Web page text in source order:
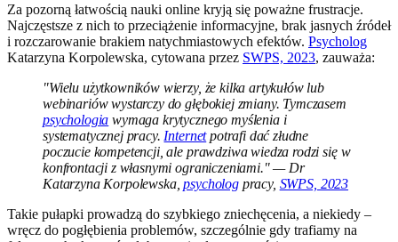
Za pozorną łatwością nauki online kryją się poważne frustracje.
Najczęstsze z nich to przeciążenie informacyjne, brak jasnych źródeł
i rozczarowanie brakiem natychmiastowych efektów. Psycholog
Katarzyna Korpolewska, cytowana przez SWPS, 2023, zauważa:
"Wielu użytkowników wierzy, że kilka artykułów lub
webinariów wystarczy do głębokiej zmiany. Tymczasem
psychologia wymaga krytycznego myślenia i
systematycznej pracy. Internetpotrafi dać złudne
poczucie kompetencji, ale prawdziwa wiedza rodzi się w
konfrontacji z własnymi ograniczeniami." — Dr
Katarzyna Korpolewska,psychologpracy, SWPS, 2023
Takie pułapki prowadzą do szybkiego zniechęcenia, a niekiedy –
wręcz do pogłębienia problemów, szczególnie gdy trafiamy na